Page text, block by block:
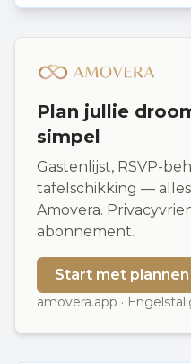
Plan jullie
simpel
Gastenlijst, RSVP-
tafelschikking —
Amovera.
abonnement.
Start met plannen
amovera.app ·